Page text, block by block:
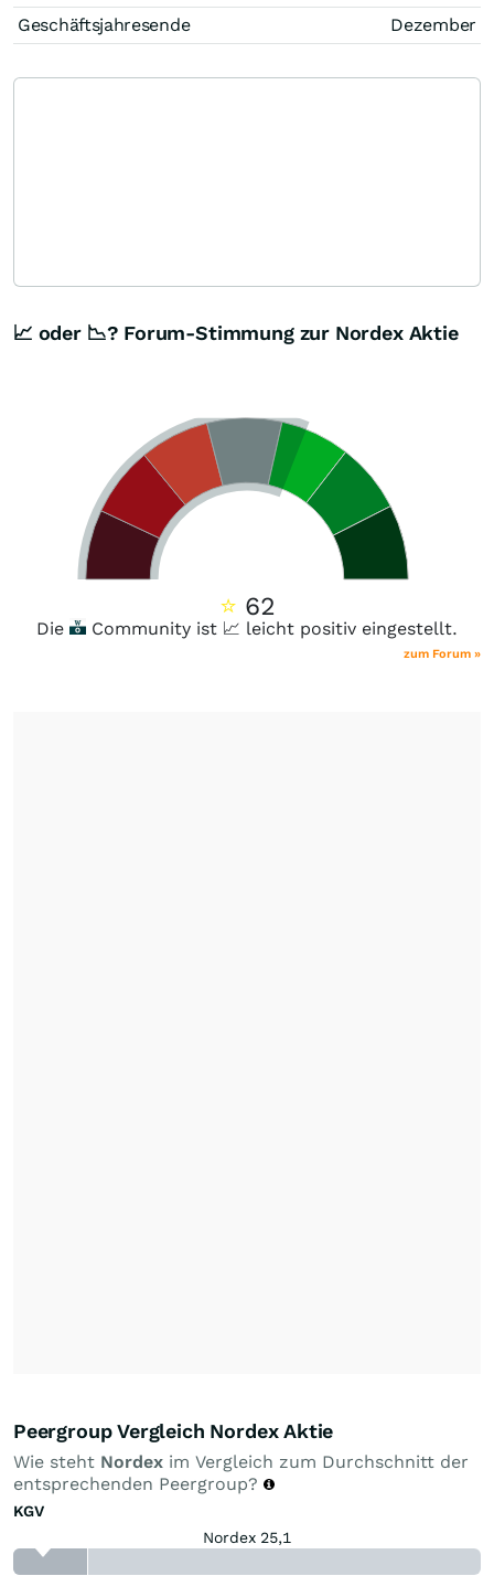
Geschäftsjahresende Dezember
📈 oder 📉? Forum-Stimmung zur Nordex Aktie
⭐ 62
Die Community ist 📈 leicht positiv eingestellt.
zum Forum »
Peergroup Vergleich Nordex Aktie
Wie steht Nordex im Vergleich zum Durchschnitt der
entsprechenden Peergroup?
KGV
Nordex 25,1